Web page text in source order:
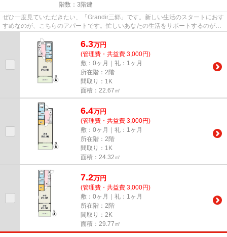
階数：3階建
ぜひ一度見ていただきたい、「Grandir三郷」です。新しい生活のスタートにおす
すめなのが、こちらのアパートです。忙しいあなたの生活をサポートするのが敷
6.3万円
(管理費・共益費 3,000円)
敷：0ヶ月｜礼：1ヶ月
所在階：2階
間取り：1K
面積：22.67㎡
6.4万円
(管理費・共益費 3,000円)
敷：0ヶ月｜礼：1ヶ月
所在階：2階
間取り：1K
面積：24.32㎡
7.2万円
(管理費・共益費 3,000円)
敷：0ヶ月｜礼：1ヶ月
所在階：2階
間取り：2K
面積：29.77㎡